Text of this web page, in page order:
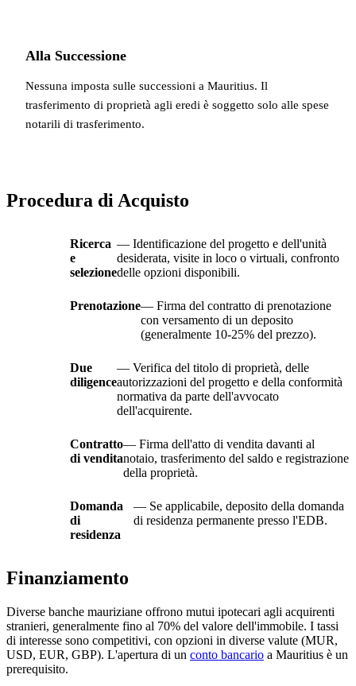
Alla Successione
Nessuna imposta sulle successioni a Mauritius. Il
trasferimento di proprietà agli eredi è soggetto solo alle spese
notarili di trasferimento.
Procedura di Acquisto
Ricerca
e
selezione
— Identificazione del progetto e dell'unità
desiderata, visite in loco o virtuali, confronto
delle opzioni disponibili.
Prenotazione— Firma del contratto di prenotazione
con versamento di un deposito
(generalmente 10-25% del prezzo).
Due
diligence
— Verifica del titolo di proprietà, delle
autorizzazioni del progetto e della conformità
normativa da parte dell'avvocato
dell'acquirente.
Contratto
di vendita
— Firma dell'atto di vendita davanti al
notaio, trasferimento del saldo e registrazione
della proprietà.
Domanda
di
residenza
— Se applicabile, deposito della domanda
di residenza permanente presso l'EDB.
Finanziamento
Diverse banche mauriziane offrono mutui ipotecari agli acquirenti
stranieri, generalmente fino al 70% del valore dell'immobile. I tassi
di interesse sono competitivi, con opzioni in diverse valute (MUR,
USD, EUR, GBP). L'apertura di un conto bancario a Mauritius è un
prerequisito.